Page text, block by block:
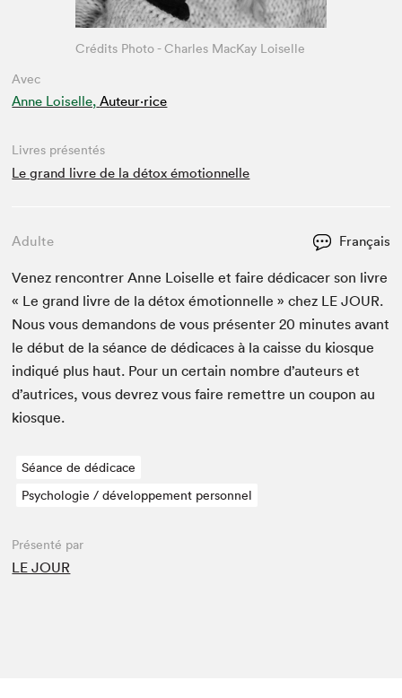
Avec
Anne Loiselle, Auteur·rice
Crédits Photo - Charles MacKay Loiselle
Livres présentés
Le grand livre de la détox émotionnelle
Adulte Français
Venez ren­con­tr­er Anne Loiselle et faire dédi­cac­er son livre
« Le grand livre de la détox émo­tion­nelle » chez LE JOUR.
Nous vous deman­dons de vous présen­ter20 min­utes avant
le début de la séance de dédi­caces à la caisse du kiosque
indiqué plus haut. Pour un cer­tain nom­bre d’auteurs et
d’autrices, vous devrez vous faire remet­tre un coupon au
kiosque.
Séance de dédicace
Psychologie / développement personnel
Présenté par
LE JOUR